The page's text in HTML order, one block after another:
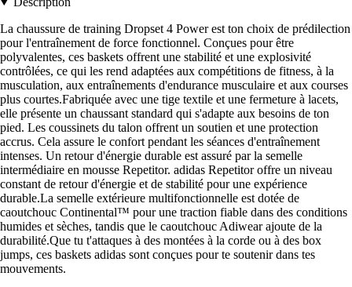
La chaussure de training Dropset 4 Power est ton choix de prédilection
pour l'entraînement de force fonctionnel. Conçues pour être
polyvalentes, ces baskets offrent une stabilité et une explosivité
contrôlées, ce qui les rend adaptées aux compétitions de fitness, à la
musculation, aux entraînements d'endurance musculaire et aux courses
plus courtes.Fabriquée avec une tige textile et une fermeture à lacets,
elle présente un chaussant standard qui s'adapte aux besoins de ton
pied. Les coussinets du talon offrent un soutien et une protection
accrus. Cela assure le confort pendant les séances d'entraînement
intenses. Un retour d'énergie durable est assuré par la semelle
intermédiaire en mousse Repetitor. adidas Repetitor offre un niveau
constant de retour d'énergie et de stabilité pour une expérience
durable.La semelle extérieure multifonctionnelle est dotée de
caoutchouc Continental™ pour une traction fiable dans des conditions
humides et sèches, tandis que le caoutchouc Adiwear ajoute de la
durabilité.Que tu t'attaques à des montées à la corde ou à des box
jumps, ces baskets adidas sont conçues pour te soutenir dans tes
mouvements.